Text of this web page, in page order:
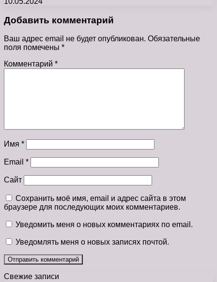
Добавить комментарий
Ваш адрес email не будет опубликован. Обязательные
поля помечены *
Комментарий *
Имя *
Email *
Сайт
Сохранить моё имя, email и адрес сайта в этом
браузере для последующих моих комментариев.
Уведомить меня о новых комментариях по email.
Уведомлять меня о новых записях почтой.
Свежие записи